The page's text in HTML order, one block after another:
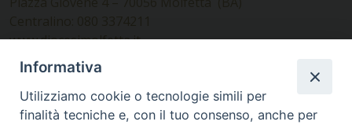
www.diocesimolfetta.it –
diocesimolfetta@pec.chiesacattolica.it
Ufficio Comunicazioni sociali
Informativa
Utilizziamo cookie o tecnologie simili per
finalità tecniche e, con il tuo consenso, anche per